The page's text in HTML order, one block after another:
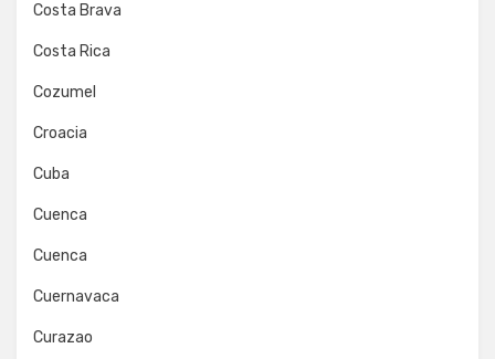
Costa Brava
Costa Rica
Cozumel
Croacia
Cuba
Cuenca
Cuenca
Cuernavaca
Curazao